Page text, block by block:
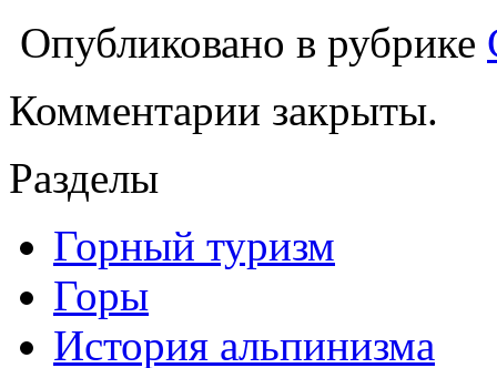
Опубликовано в рубрике
Комментарии закрыты.
Разделы
Горный туризм
Горы
История альпинизма